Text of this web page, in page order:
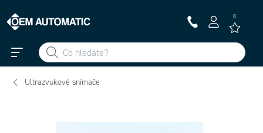
0
Ultrazvukové snímače